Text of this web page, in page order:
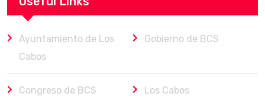
Ayuntamiento de Los
Cabos
Gobierno de BCS
Congreso de BCS Los Cabos